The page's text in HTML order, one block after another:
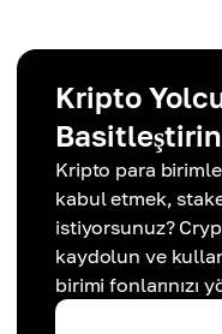
Kripto
Basitleştirin
Kripto para
kabul etmek,
istiyorsunuz?
kaydolun ve
birimi fonlarınızı